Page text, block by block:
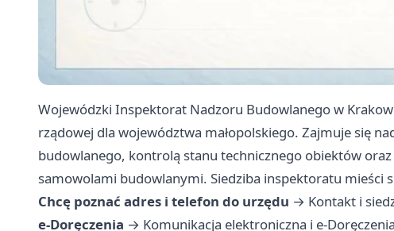
Wojewódzki Inspektorat Nadzoru Budowlanego w
rządowej dla województwa małopolskiego. Zajmuje się
budowlanego, kontrolą stanu technicznego obiektów
samowolami budowlanymi. Siedziba inspektoratu mieści
Chcę poznać adres i telefon do urzędu → Kontakt i
e-Doręczenia → Komunikacja elektroniczna i e-Doręczenia